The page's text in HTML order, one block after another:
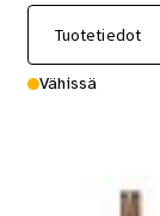
Tuotetiedot
Vähissä